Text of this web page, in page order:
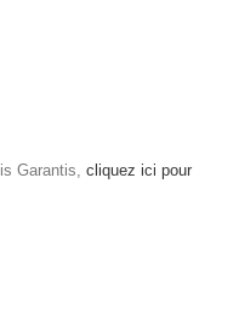
Garantis, cliquez ici pour